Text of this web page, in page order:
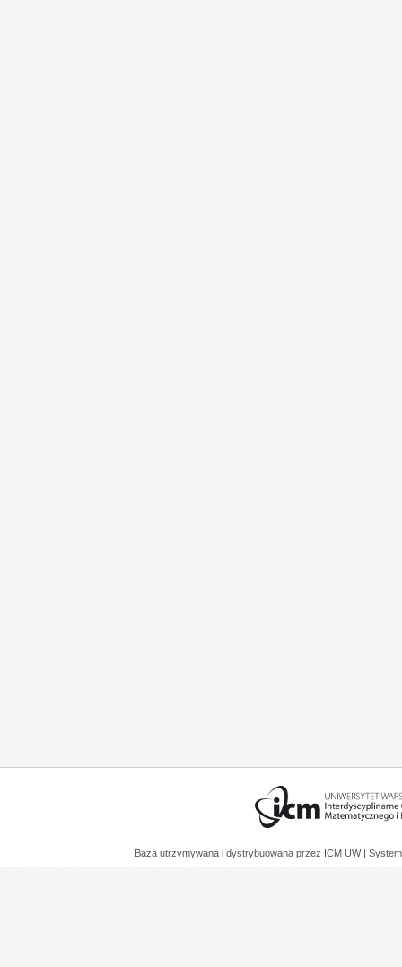
Baza utrzymywana i dystrybuowana przez ICM UW |